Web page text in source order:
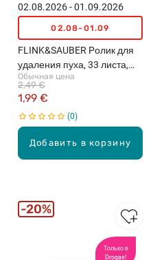
Добавить в корзину
02.08.2026 - 01.09.2026
02.08-01.09
FLINK&SAUBER Pолик для
удаления пуха, 33 листа,
5.8м
Обычная цена
1,99 €
2,49 €
0
Только в
Drogas!
20%